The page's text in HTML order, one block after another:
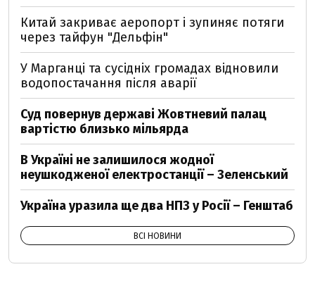
Китай закриває аеропорт і зупиняє потяги
через тайфун "Дельфін"
У Марганці та сусідніх громадах відновили
водопостачання після аварії
Суд повернув державі Жовтневий палац
вартістю близько мільярда
В Україні не залишилося жодної
неушкодженої електростанції – Зеленський
Україна уразила ще два НПЗ у Росії – Генштаб
ВСІ НОВИНИ